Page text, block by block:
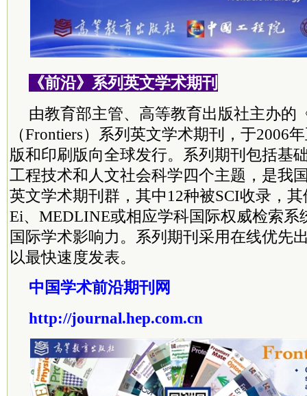
《前沿》系列英文学术期刊
由教育部主管、高等教育出版社主办的
（Frontiers）系列英文学术期刊，于2006
版和印刷版向全球发行。系列期刊包括基
工程技术和人文社会科学四个主题，是我
英文学术期刊群，其中12种被SCI收录，
Ei、MEDLINE或相应学科国际权威检索系
国际学术影响力。系列期刊采用在线优先
以最快速度发表。
中国学术前沿期刊网
http://journal.hep.com.cn